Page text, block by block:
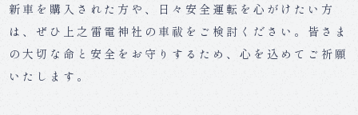
新車を購入された方や、日々安全運転を心がけたい方
は、ぜひ上之雷電神社の車祓をご検討ください。皆さま
の大切な命と安全をお守りするため、心を込めてご祈願
いたします。